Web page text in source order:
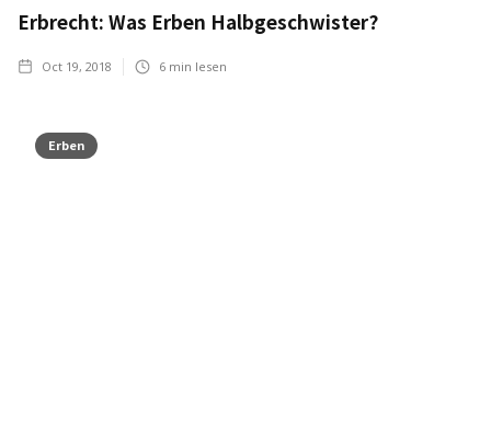
Erbrecht: Was Erben Halbgeschwister?
Oct 19, 2018 6 min lesen
Erben